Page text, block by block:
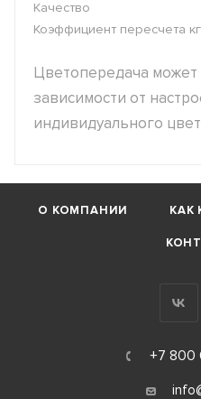
Качество
Коэффициент пересчета
Цветопередача может
зависимости от
индивидуального
О КОМПАНИИ КАК
+7 800